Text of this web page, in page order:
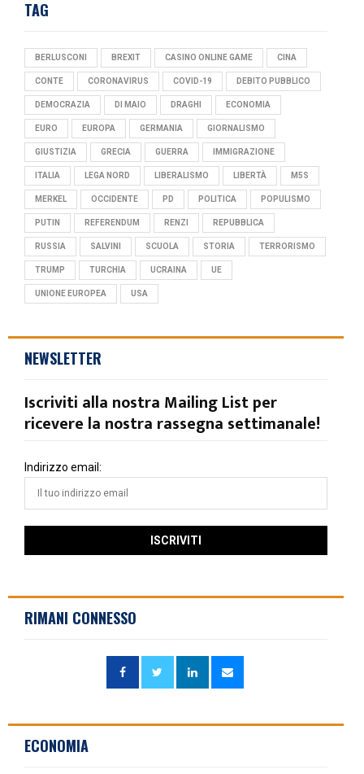
TAG
BERLUSCONI BREXIT CASINO ONLINE GAME CINA
CONTE CORONAVIRUS COVID-19 DEBITO PUBBLICO
DEMOCRAZIA DI MAIO DRAGHI ECONOMIA
EURO EUROPA GERMANIA GIORNALISMO
GIUSTIZIA GRECIA GUERRA IMMIGRAZIONE
ITALIA LEGA NORD LIBERALISMO LIBERTÀ M5S
MERKEL OCCIDENTE PD POLITICA POPULISMO
PUTIN REFERENDUM RENZI REPUBBLICA
RUSSIA SALVINI SCUOLA STORIA TERRORISMO
TRUMP TURCHIA UCRAINA UE
UNIONE EUROPEA USA
NEWSLETTER
Iscriviti alla nostra Mailing List per
ricevere la nostra rassegna settimanale!
Indirizzo email:
RIMANI CONNESSO
ECONOMIA